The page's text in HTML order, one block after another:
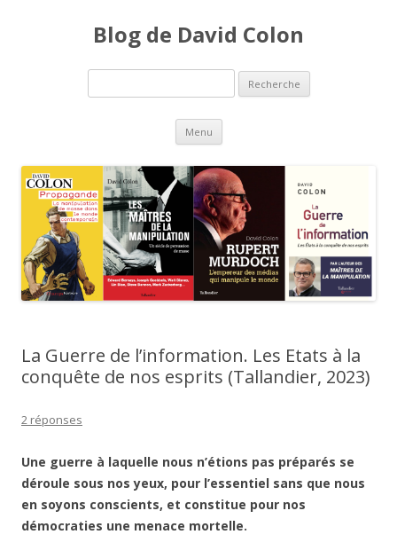
Blog de David Colon
Menu Aller au contenu principal
La Guerre de l’information. Les Etats à la
conquête de nos esprits (Tallandier, 2023)
2 réponses
Une guerre à laquelle nous n’étions pas préparés se
déroule sous nos yeux, pour l’essentiel sans que nous
en soyons conscients, et constitue pour nos
démocraties une menace mortelle.